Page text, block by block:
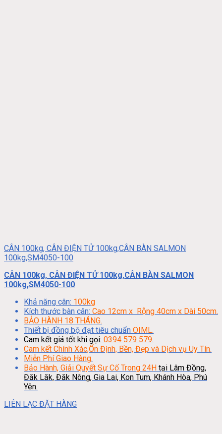
CÂN 100kg, CÂN ĐIỆN TỬ 100kg,CÂN BÀN SALMON
100kg,SM4050-100
CÂN 100kg, CÂN ĐIỆN TỬ 100kg,CÂN BÀN SALMON
100kg,SM4050-100
Khả năng cân: 100kg
Kích thước bàn cân: Cao 12cm x Rộng 40cm x Dài 50cm.
BẢO HÀNH 18 THÁNG.
Thiết bị đồng bộ đạt tiêu chuẩn OIML.
Cam kết giá tốt khi gọi: 0394 579 579.
Cam kết Chính Xác,Ổn Định, Bền, Đẹp và Dịch vụ Uy Tín.
Miễn Phí Giao Hàng.
Bảo Hành, Giải Quyết Sự Cố Trong 24H tại Lâm Đồng,
Đăk Lăk, Đăk Nông, Gia Lai, Kon Tum, Khánh Hòa, Phú
Yên.
LIÊN LẠC ĐẶT HÀNG